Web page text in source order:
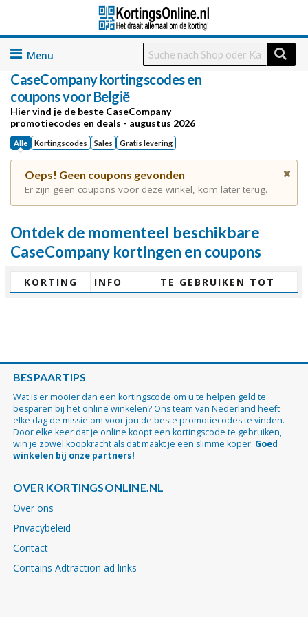
Skip
content
CaseCompany kortingscodes en
coupons voor België
Hier vind je de beste CaseCompany
promotiecodes en deals - augustus 2026
Alle Kortingscodes Sales Gratis levering
Oeps! Geen coupons gevonden
Er zijn geen coupons voor deze winkel, kom later terug.
Ontdek de momenteel beschikbare
CaseCompany kortingen en coupons
KORTING INFO TE GEBRUIKEN TOT
BESPAARTIPS
Wat is er mooier dan een kortingscode om u te helpen geld te
besparen bij het online winkelen? Ons team van Nederland heeft
elke dag de missie om voor jou de beste promotiecodes te vinden.
Door elke keer dat je online koopt een kortingscode te gebruiken,
win je zowel koopkracht als dat maakt je een slimme koper. Goed
winkelen bij onze partners!
OVER KORTINGSONLINE.NL
Over ons
Privacybeleid
Contact
Contains Adtraction ad links